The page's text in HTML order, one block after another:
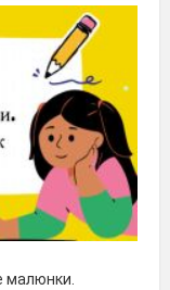
малюнки.